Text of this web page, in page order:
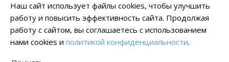
Все права защищены
Наш сайт использует файлы cookies, чтобы улучшить
работу и повысить эффективность сайта. Продолжая
работу с сайтом, вы соглашаетесь с использованием
нами cookies и политикой конфиденциальности.